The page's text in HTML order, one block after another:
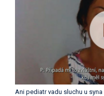
Ani pediatr vadu sluchu u syna